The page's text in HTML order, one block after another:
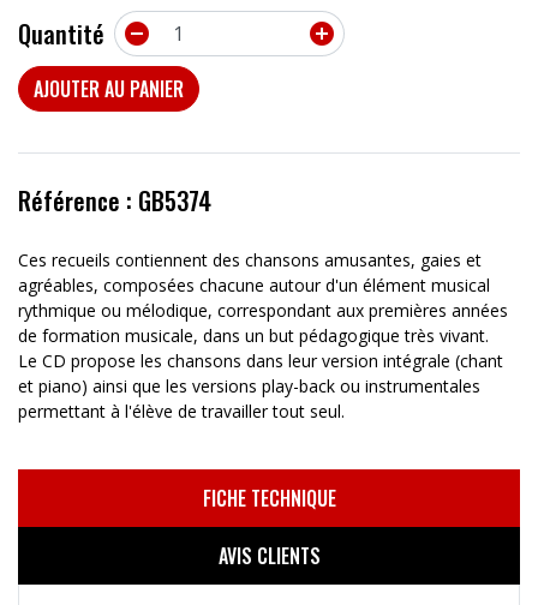
Quantité 

AJOUTER AU PANIER
Référence : GB5374
Ces recueils contiennent des chansons amusantes, gaies et
agréables, composées chacune autour d'un élément musical
rythmique ou mélodique, correspondant aux premières années
de formation musicale, dans un but pédagogique très vivant.
Le CD propose les chansons dans leur version intégrale (chant
et piano) ainsi que les versions play-back ou instrumentales
permettant à l'élève de travailler tout seul.
FICHE TECHNIQUE
AVIS CLIENTS